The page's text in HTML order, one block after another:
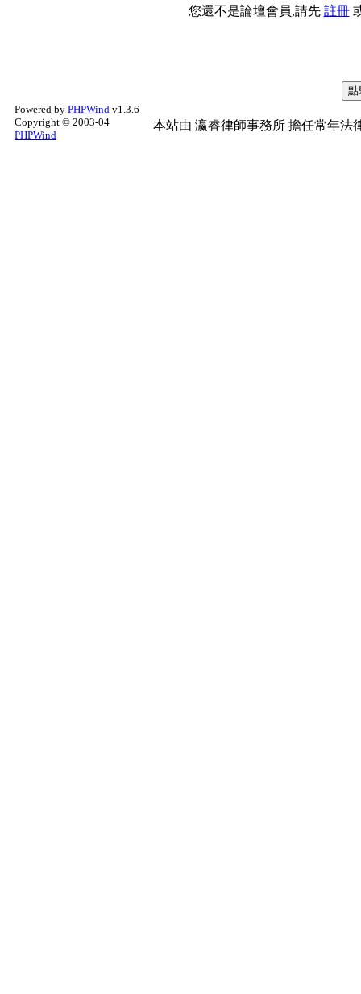
您還不是論壇會員,請先 註冊
Powered by PHPWind v1.3.6
Copyright © 2003-04
PHPWind
本站由 瀛睿律師事務所 擔任常年法